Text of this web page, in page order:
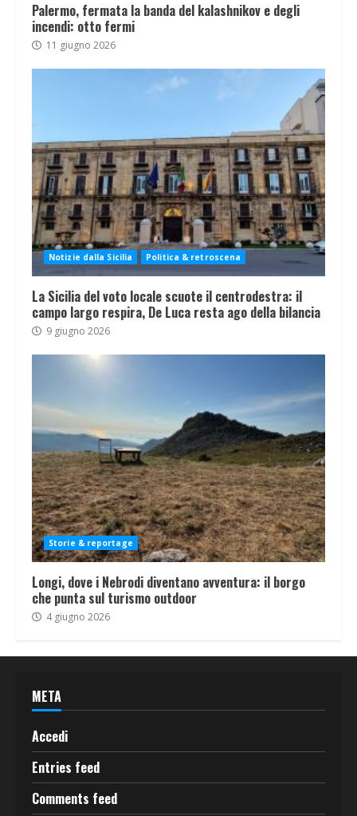
Palermo, fermata la banda del kalashnikov e degli
incendi: otto fermi
11 giugno 2026
Notizie dalla Sicilia Politica & retroscena
La Sicilia del voto locale scuote il centrodestra: il
campo largo respira, De Luca resta ago della bilancia
9 giugno 2026
Storie & reportage
Longi, dove i Nebrodi diventano avventura: il borgo
che punta sul turismo outdoor
4 giugno 2026
META
Accedi
Entries feed
Comments feed